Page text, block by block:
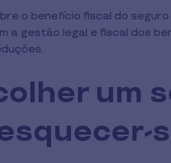
o benefício fiscal do
a gestão legal e fiscal dos
um